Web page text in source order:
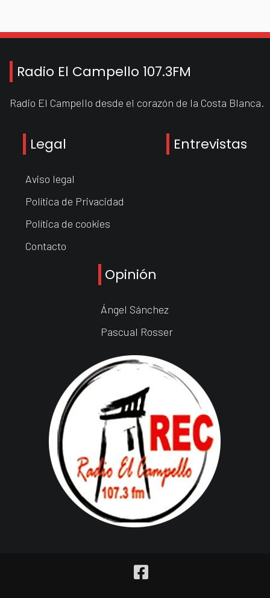
Radio El Campello 107.3FM
Radio El Campello desde el corazón de la Costa Blanca.
Legal
Aviso legal
Política de Privacidad
Política de cookies
Contacto
Entrevistas
Opinión
Ángel Sánchez
Pascual Rosser